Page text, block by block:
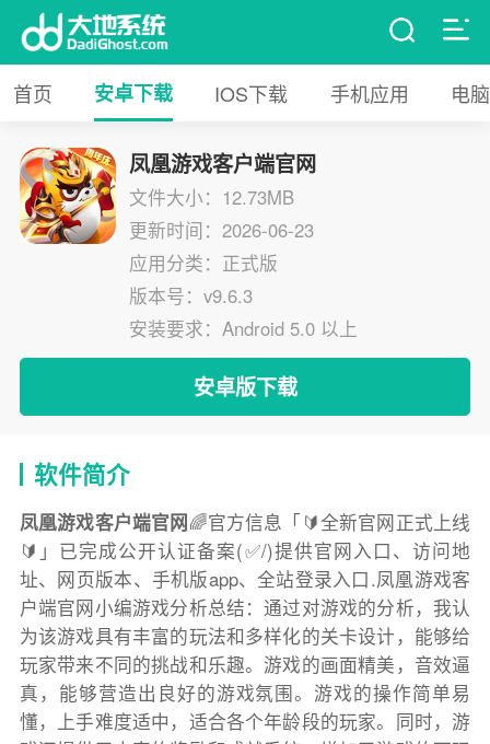
首页 安卓下载 IOS下载 手机应用 电
凤凰游戏客户端官网
文件大小：12.73MB
更新时间：2026-06-23
应用分类：正式版
版本号：v9.6.3
安装要求：Android 5.0 以上
安卓版下载
软件简介
凤凰游戏客户端官网🌈官方信息「🔰全新官网正式上线
🔰」已完成公开认证备案(✅/)提供官网入口、访问地
址、网页版本、手机版app、全站登录入口.凤凰游戏客
户端官网小编游戏分析总结：通过对游戏的分析，我认
为该游戏具有丰富的玩法和多样化的关卡设计，能够给
玩家带来不同的挑战和乐趣。游戏的画面精美，音效逼
真，能够营造出良好的游戏氛围。游戏的操作简单易
懂，上手难度适中，适合各个年龄段的玩家。同时，游